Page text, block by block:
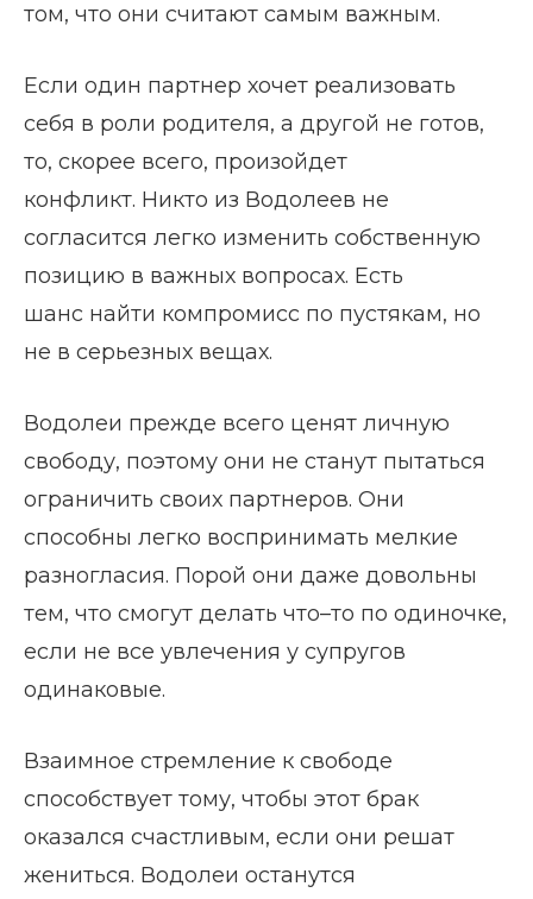
том, что они считают самым важным.
Если один партнер хочет реализовать
себя в роли родителя, а другой не готов,
то, скорее всего, произойдет
конфликт. Никто из Водолеев не
согласится легко изменить собственную
позицию в важных вопросах. Есть
шанс найти компромисс по пустякам, но
не в серьезных вещах.
Водолеи прежде всего ценят личную
свободу, поэтому они не станут пытаться
ограничить своих партнеров. Они
способны легко воспринимать мелкие
разногласия. Порой они даже довольны
тем, что смогут делать что–то по одиночке,
если не все увлечения у супругов
одинаковые.
Взаимное стремление к свободе
способствует тому, чтобы этот брак
оказался счастливым, если они решат
жениться. Водолеи останутся